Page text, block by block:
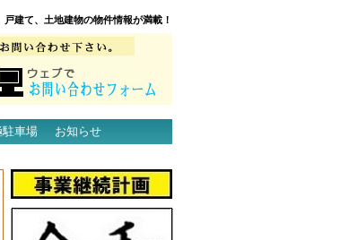
建て、土地建物の物件情報が満載！
駐車場
お知らせ